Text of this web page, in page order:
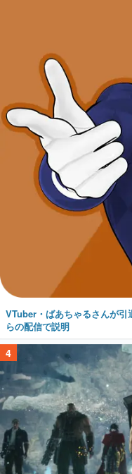
VTuber・ばあちゃるさんが引
らの配信で説明
4